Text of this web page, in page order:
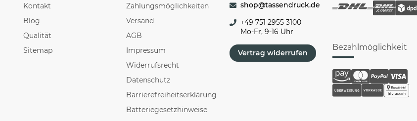
Kontakt
Blog
Qualität
Sitemap
Zahlungsmöglichkeiten
Versand
AGB
Impressum
Widerrufsrecht
Datenschutz
Barrierefreiheitserklärung
Batteriegesetzhinweise
shop@tassendruck.de
+49 751 2955 3100
Mo-Fr, 9-16 Uhr
Vertrag widerrufen
Bezahlmöglichkeit